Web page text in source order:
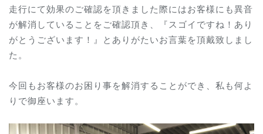
走行にて効果のご確認を頂きました際にはお客様にも異音
が解消していることをご確認頂き、『スゴイですね！あり
がとうございます！』とありがたいお言葉を頂戴致しまし
た。
今回もお客様のお困り事を解消することができ、私も何よ
りで御座います。